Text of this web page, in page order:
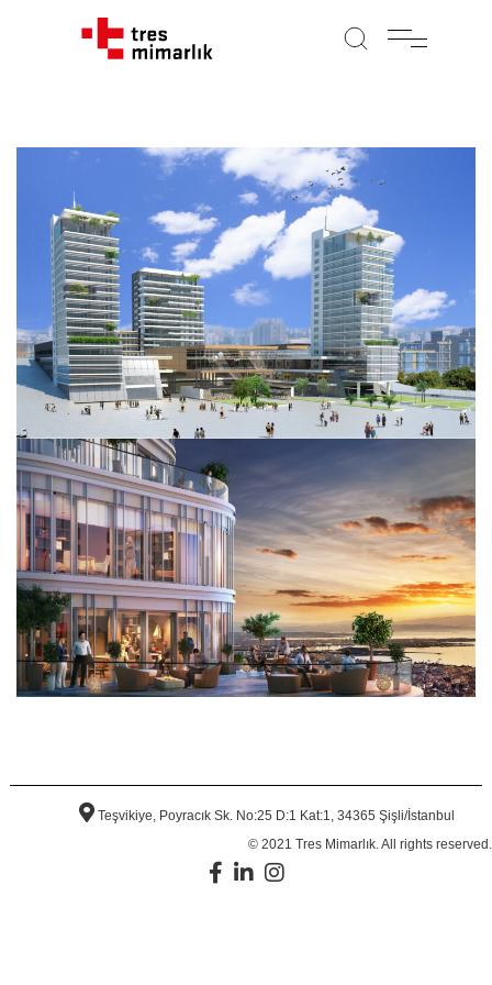
Teşvikiye, Poyracık Sk. No:25 D:1 Kat:1, 34365 Şişli/İstanbul
© 2021 Tres Mimarlık. All rights reserved.